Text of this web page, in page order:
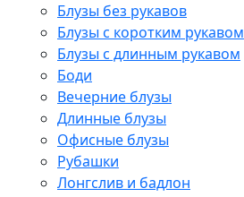
Блузы без рукавов
Блузы с коротким рукавом
Блузы с длинным рукавом
Боди
Вечерние блузы
Длинные блузы
Офисные блузы
Рубашки
Лонгслив и бадлон